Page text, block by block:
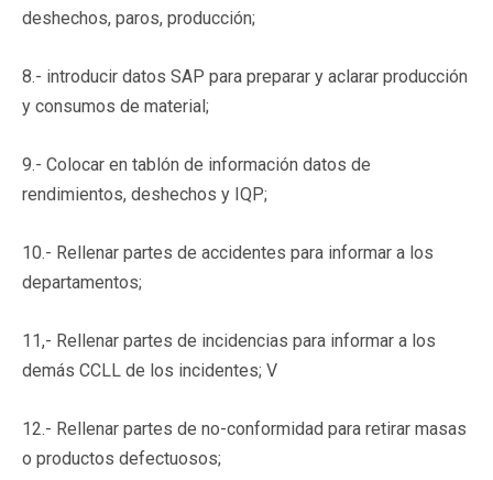
deshechos, paros, producción;
8.- introducir datos SAP para preparar y aclarar producción
y consumos de material;
9.- Colocar en tablón de información datos de
rendimientos, deshechos y IQP;
10.- Rellenar partes de accidentes para informar a los
departamentos;
11,- Rellenar partes de incidencias para informar a los
demás CCLL de los incidentes; V
12.- Rellenar partes de no-conformidad para retirar masas
o productos defectuosos;